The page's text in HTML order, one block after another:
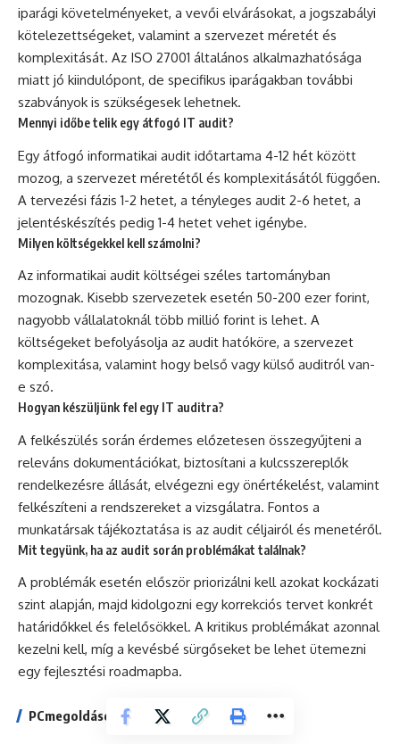
iparági követelményeket, a vevői elvárásokat, a jogszabályi
kötelezettségeket, valamint a szervezet méretét és
komplexitását. Az ISO 27001 általános alkalmazhatósága
miatt jó kiindulópont, de specifikus iparágakban további
szabványok is szükségesek lehetnek.
Mennyi időbe telik egy átfogó IT audit?
Egy átfogó informatikai audit időtartama 4-12 hét között
mozog, a szervezet méretétől és komplexitásától függően.
A tervezési fázis 1-2 hetet, a tényleges audit 2-6 hetet, a
jelentéskészítés pedig 1-4 hetet vehet igénybe.
Milyen költségekkel kell számolni?
Az informatikai audit költségei széles tartományban
mozognak. Kisebb szervezetek esetén 50-200 ezer forint,
nagyobb vállalatoknál több millió forint is lehet. A
költségeket befolyásolja az audit hatóköre, a szervezet
komplexitása, valamint hogy belső vagy külső auditról van-
e szó.
Hogyan készüljünk fel egy IT auditra?
A felkészülés során érdemes előzetesen összegyűjteni a
releváns dokumentációkat, biztosítani a kulcsszereplők
rendelkezésre állását, elvégezni egy önértékelést, valamint
felkészíteni a rendszereket a vizsgálatra. Fontos a
munkatársak tájékoztatása is az audit céljairól és menetéről.
Mit tegyünk, ha az audit során problémákat találnak?
A problémák esetén először priorizálni kell azokat kockázati
szint alapján, majd kidolgozni egy korrekciós tervet konkrét
határidőkkel és felelősökkel. A kritikus problémákat azonnal
kezelni kell, míg a kevésbé sürgőseket be lehet ütemezni
egy fejlesztési roadmapba.
PCmegoldások